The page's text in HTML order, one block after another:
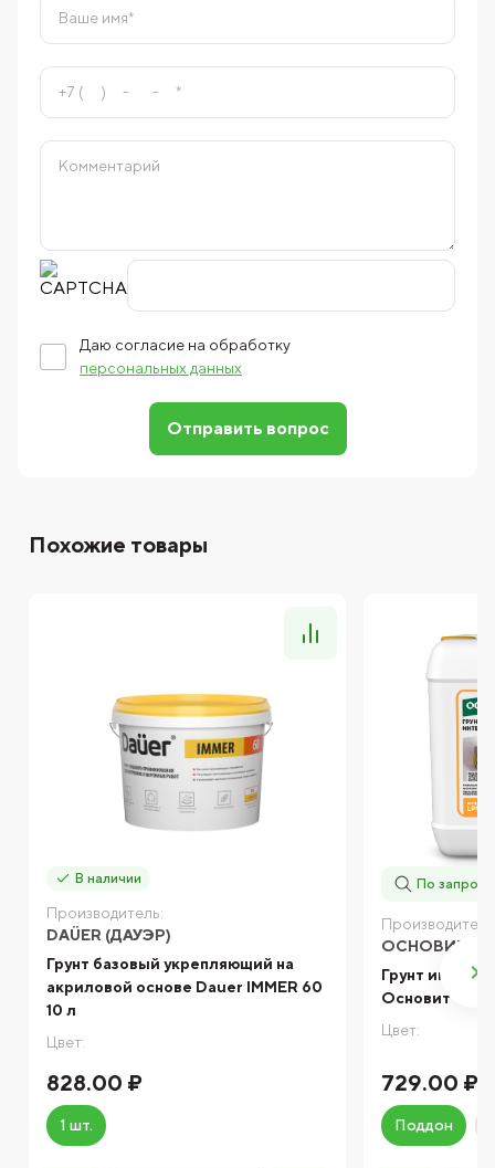
Даю согласие на обработку
персональных данных
Отправить вопрос
Похожие товары
В наличии
Производитель:
DAÜER (ДАУЭР)
Грунт базовый укрепляющий на
акриловой основе Dauer IMMER 60
10 л
Цвет:
828.00 ₽
1 шт.
По запросу
ОСНОВИТ
Грунт
Основит
Цвет:
729.00 ₽
Поддон